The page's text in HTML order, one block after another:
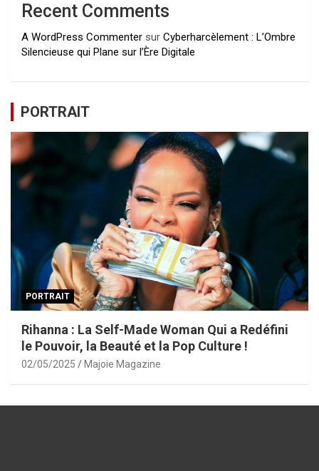
Recent Comments
A WordPress Commenter sur Cyberharcèlement : L’Ombre
Silencieuse qui Plane sur l’Ère Digitale
PORTRAIT
PORTRAIT
Rihanna : La Self-Made Woman Qui a Redéfini
le Pouvoir, la Beauté et la Pop Culture !
02/05/2025 Majoie Magazine